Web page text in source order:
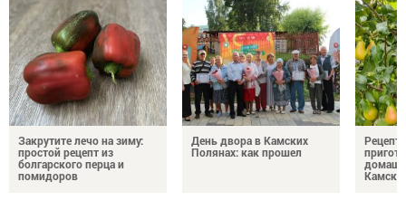
Закрутите лечо на зиму:
простой рецепт из
болгарского перца и
помидоров
День двора в Камских
Полянах: как прошел